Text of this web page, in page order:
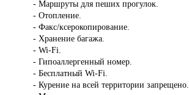
- Маршруты для пеших прогулок.
- Отопление.
- Факс/ксерокопирование.
- Хранение багажа.
- Wi-Fi.
- Гипоаллергенный номер.
- Бесплатный Wi-Fi.
- Курение на всей территории запрещено.